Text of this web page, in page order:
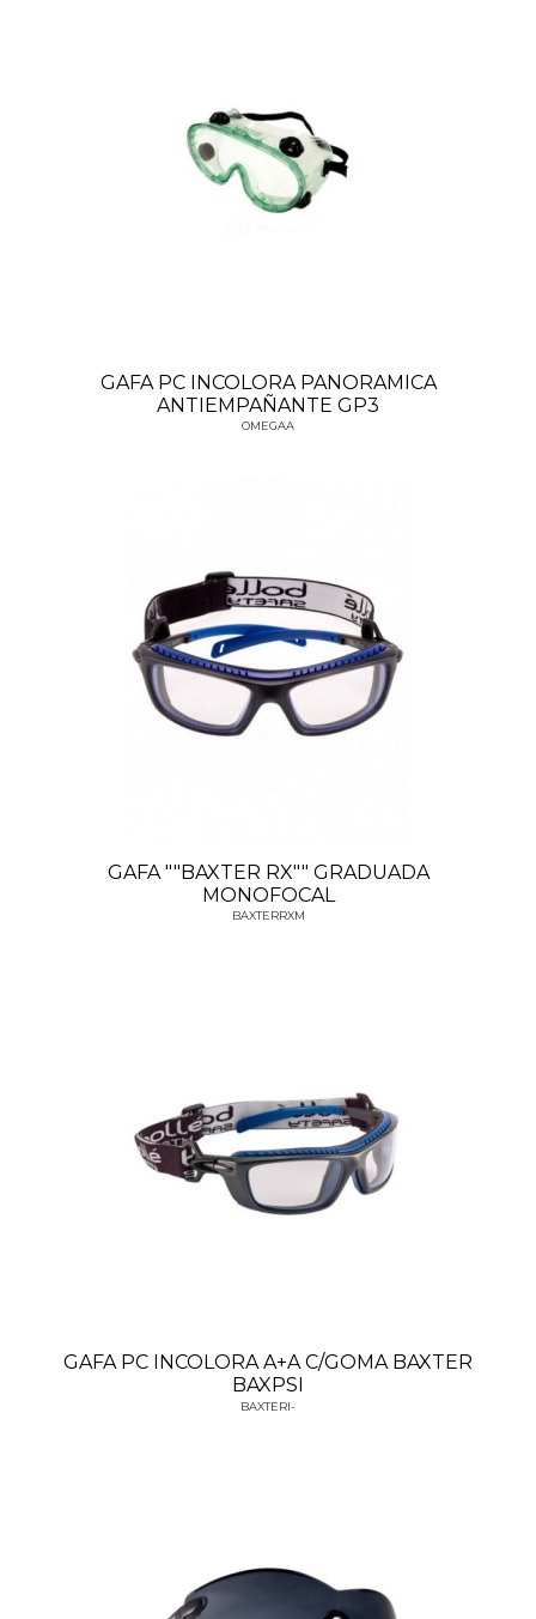
GAFA PC INCOLORA PANORAMICA
ANTIEMPAÑANTE GP3
OMEGAA
GAFA ""BAXTER RX"" GRADUADA
MONOFOCAL
BAXTERRXM
GAFA PC INCOLORA A+A C/GOMA BAXTER
BAXPSI
BAXTERI-